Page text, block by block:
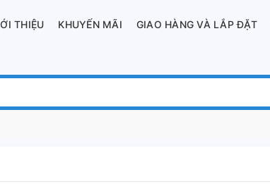
THIỆU KHUYẾN MÃI GIAO HÀNG VÀ LẮP ĐẶT